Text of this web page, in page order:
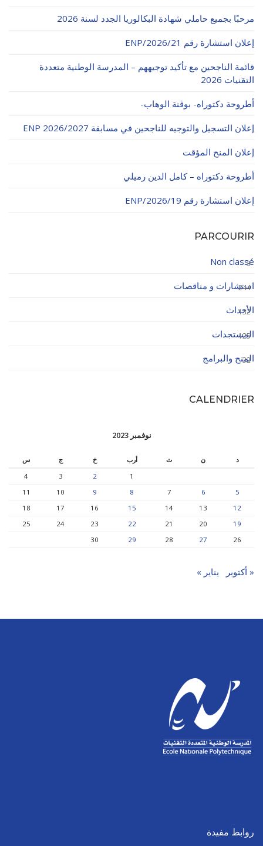
نماذج ما بعد التدرج
ميثاق الأداب والأخلاقيات الجامعية
مرحبًا بجميع حاملي شهادة البكالوريا الجدد لسنة 2026
إعلان استشارة رقم 21/ENP/2026
قائمة الناجحين مع تأكيد توجيههم – المدرسة الوطنية متعددة
التقنيات 2026
أطروحة دكتوراه- بوڨنة الوهاب-
إعلان التسجيل والتوجيه للناجحين في مسابقة ENP 2026/2027
إعلان المنح المؤقت
أطروحة دكتوراه – كامل الدين رميلي
إعلان استشارة رقم 19/ENP/2026
PARCOURIR
Non classé
3
استشارات و مناقصات
244
الأحداث
132
المستجدات
125
المنح والبرامج
32
CALENDRIER
نوفمبر 2023
د ن ث أرب خ ج
س
1
2
3
4
5
6
7
8
9
10
11
12
13
14
15
16
17
18
19
20
21
22
23
24
25
26
27
28
29
30
« أكتوبر يناير »
روابط مفيدة